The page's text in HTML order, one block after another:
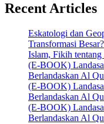
Recent Articles
Eskatologi dan
Transformasi Besar?
Islam, Fikih tentang
(E-BOOK)
Berlandaskan Al
(E-BOOK)
Berlandaskan Al
(E-BOOK)
Berlandaskan Al